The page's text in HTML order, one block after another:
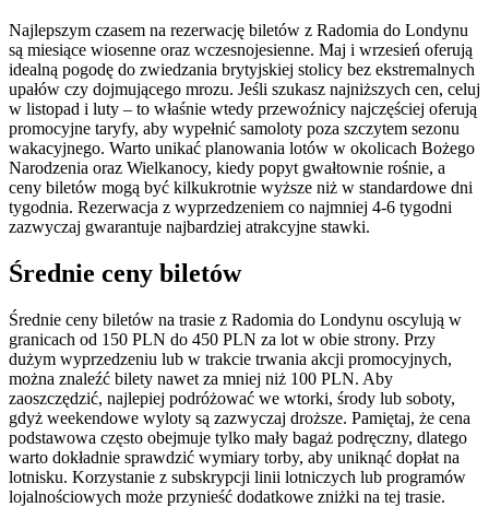
Najlepszym czasem na rezerwację biletów z Radomia do Londynu
są miesiące wiosenne oraz wczesnojesienne. Maj i wrzesień oferują
idealną pogodę do zwiedzania brytyjskiej stolicy bez ekstremalnych
upałów czy dojmującego mrozu. Jeśli szukasz najniższych cen, celuj
w listopad i luty – to właśnie wtedy przewoźnicy najczęściej oferują
promocyjne taryfy, aby wypełnić samoloty poza szczytem sezonu
wakacyjnego. Warto unikać planowania lotów w okolicach Bożego
Narodzenia oraz Wielkanocy, kiedy popyt gwałtownie rośnie, a
ceny biletów mogą być kilkukrotnie wyższe niż w standardowe dni
tygodnia. Rezerwacja z wyprzedzeniem co najmniej 4-6 tygodni
zazwyczaj gwarantuje najbardziej atrakcyjne stawki.
Średnie ceny biletów
Średnie ceny biletów na trasie z Radomia do Londynu oscylują w
granicach od 150 PLN do 450 PLN za lot w obie strony. Przy
dużym wyprzedzeniu lub w trakcie trwania akcji promocyjnych,
można znaleźć bilety nawet za mniej niż 100 PLN. Aby
zaoszczędzić, najlepiej podróżować we wtorki, środy lub soboty,
gdyż weekendowe wyloty są zazwyczaj droższe. Pamiętaj, że cena
podstawowa często obejmuje tylko mały bagaż podręczny, dlatego
warto dokładnie sprawdzić wymiary torby, aby uniknąć dopłat na
lotnisku. Korzystanie z subskrypcji linii lotniczych lub programów
lojalnościowych może przynieść dodatkowe zniżki na tej trasie.